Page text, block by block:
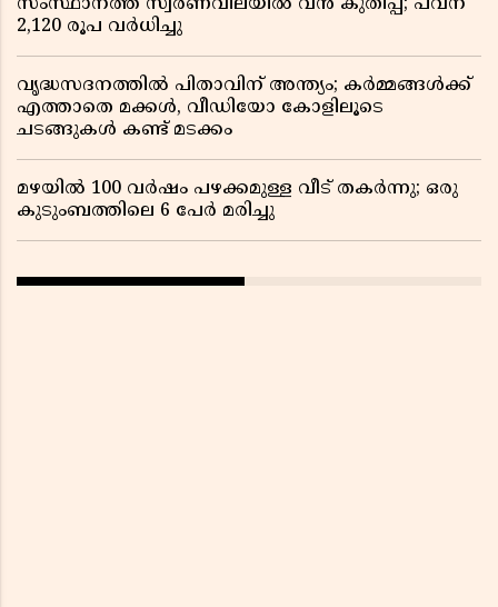
സംസ്ഥാനത്ത് സ്വര്‍ണവിലയില്‍ വന്‍ കുതിപ്പ്; പവന്
2,120 രൂപ വര്‍ധിച്ചു
വൃദ്ധസദനത്തിൽ പിതാവിന് അന്ത്യം; കർമ്മങ്ങൾക്ക്
എത്താതെ മക്കൾ, വീഡിയോ കോളിലൂടെ
ചടങ്ങുകൾ കണ്ട് മടക്കം
മഴയിൽ 100 വർഷം പഴക്കമുള്ള വീട് തകർന്നു; ഒരു
കുടുംബത്തിലെ 6 പേർ മരിച്ചു